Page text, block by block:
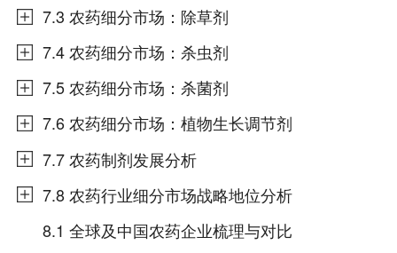
7.3 农药细分市场：除草剂
7.4 农药细分市场：杀虫剂
7.5 农药细分市场：杀菌剂
7.6 农药细分市场：植物生长调节剂
7.7 农药制剂发展分析
7.8 农药行业细分市场战略地位分析
8.1 全球及中国农药企业梳理与对比